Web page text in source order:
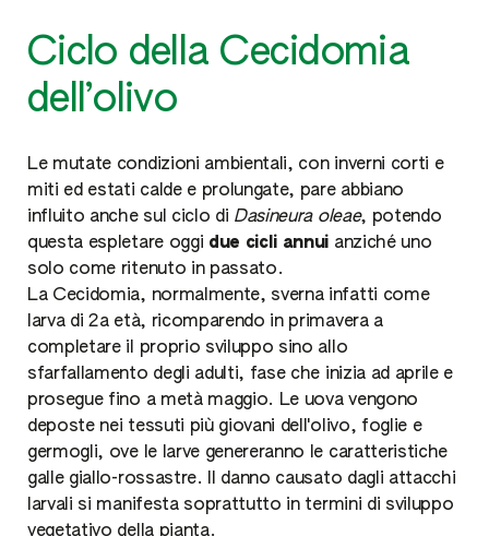
Ciclo della Cecidomia
dell’olivo
Le mutate condizioni ambientali, con inverni corti e
miti ed estati calde e prolungate, pare abbiano
influito anche sul ciclo di Dasineura oleae, potendo
questa espletare oggi due cicli annui anziché uno
solo come ritenuto in passato.
La Cecidomia, normalmente, sverna infatti come
larva di 2a età, ricomparendo in primavera a
completare il proprio sviluppo sino allo
sfarfallamento degli adulti, fase che inizia ad aprile e
prosegue fino a metà maggio. Le uova vengono
deposte nei tessuti più giovani dell'olivo, foglie e
germogli, ove le larve genereranno le caratteristiche
galle giallo-rossastre. Il danno causato dagli attacchi
larvali si manifesta soprattutto in termini di sviluppo
vegetativo della pianta.